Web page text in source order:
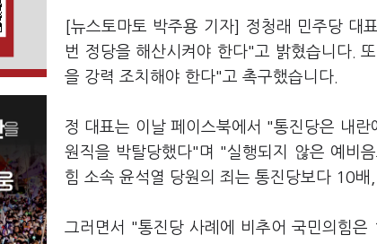
[뉴스토마토 박주용 기자] 정청래 민주당
번 정당을 해산시켜야 한다"고 밝혔습니다.
을 강력 조치해야 한다"고 촉구했습니다.
정 대표는 이날 페이스북에서 "통진당은 내
원직을 박탈당했다"며 "실행되지 않은 예비
힘 소속 윤석열 당원의 죄는 통진당보다 10
그러면서 "통진당 사례에 비추어 국민의힘